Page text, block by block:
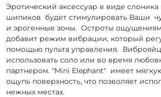
Эротический аксессуар в виде
шипиков будет стимулировать Ваши
и эрогенные зоны. Остроты ощущениям
добавит режим вибрации, который
помощью пульта управления.
использовать соло или во время
партнером. "Mini Elephant" имеет
ощупь поверхность, что позволяет
нежных местах.